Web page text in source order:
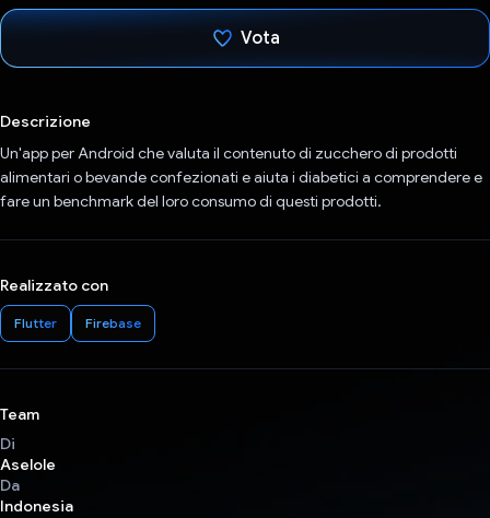
Vota
Descrizione
Un'app per Android che valuta il contenuto di zucchero di prodotti
alimentari o bevande confezionati e aiuta i diabetici a comprendere e
fare un benchmark del loro consumo di questi prodotti.
Realizzato con
Flutter Firebase
Team
Di
Aselole
Da
Indonesia